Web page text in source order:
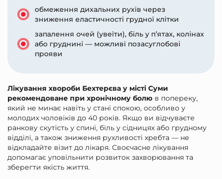
обмеження дихальних рухів через
зниження еластичності грудної клітки
запалення очей (увеїти), біль у п’ятах, колінах
або груднині — можливі позасуглобові
прояви
Лікування хвороби Бехтерєва у місті Суми
рекомендоване при хронічному болю в попереку,
який не минає навіть у стані спокою, особливо у
молодих чоловіків до 40 років. Якщо ви відчуваєте
ранкову скутість у спині, біль у сідницях або грудному
відділі, а також зниження рухливості хребта — не
відкладайте візит до лікаря. Своєчасне лікування
допомагає уповільнити розвиток захворювання та
зберегти якість життя.